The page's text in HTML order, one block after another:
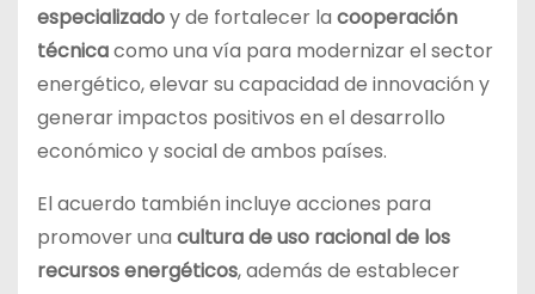
especializadoy de fortalecer la cooperación
técnicacomo una vía para modernizar el sector
energético, elevar su capacidad de innovación y
generar impactos positivos en el desarrollo
económico y social de ambos países.
El acuerdo también incluye acciones para
promover una cultura de uso racional de los
recursos energéticos, además de establecer